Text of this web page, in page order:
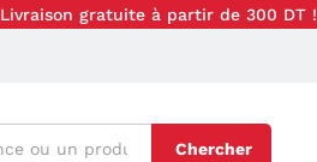
Livraison gratuite à partir de 300 DT !
Chercher